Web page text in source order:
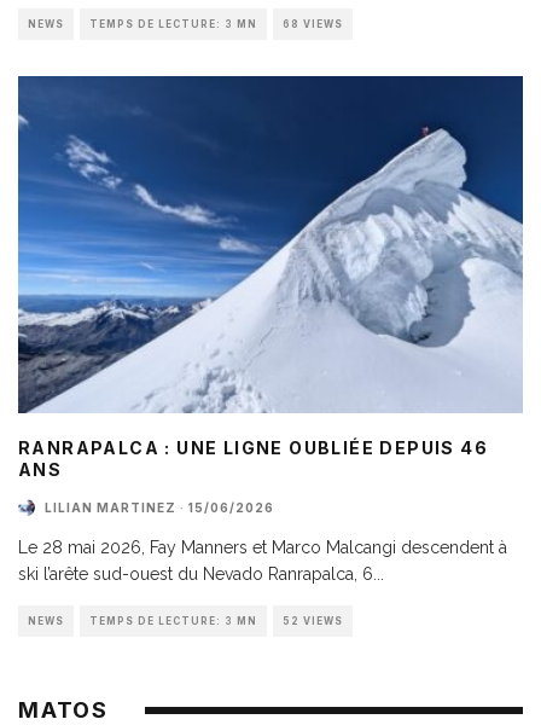
NEWS TEMPS DE LECTURE: 3 MN 68 VIEWS
RANRAPALCA : UNE LIGNE OUBLIÉE DEPUIS 46
ANS
LILIAN MARTINEZ · 15/06/2026
Le 28 mai 2026, Fay Manners et Marco Malcangi descendent à
ski l’arête sud-ouest du Nevado Ranrapalca, 6
NEWS TEMPS DE LECTURE: 3 MN 52 VIEWS
MATOS